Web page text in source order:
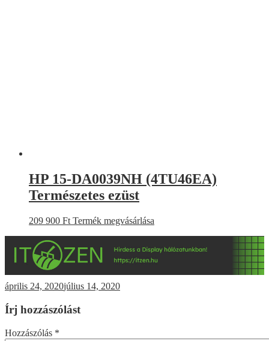
HP 15-DA0039NH (4TU46EA)
Természetes ezüst
209 900 Ft Termék megvásárlása
április 24, 2020július 14, 2020
Írj hozzászólást
Hozzászólás *